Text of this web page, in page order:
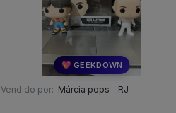
💖 GEEKDOWN
Vendido por: Márcia pops - RJ